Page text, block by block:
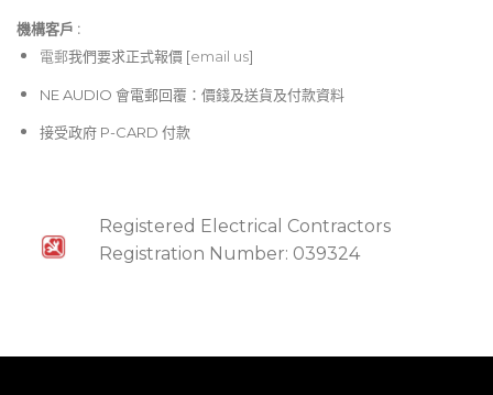
機構客戶 :​
電郵我們要求正式報價 [email us]
NE AUDIO 會電郵回覆：價錢及送貨及付款資料
接受政府 P-CARD 付款
Registered Electrical Contractors
Registration Number: 039324